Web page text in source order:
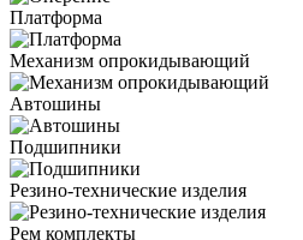
Платформа
Механизм опрокидывающий
Автошины
Подшипники
Резино-технические изделия
Рем комплекты